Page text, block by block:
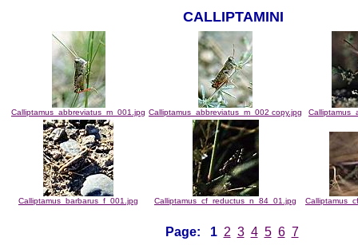
CALLIPTAMINI
Calliptamus_abbreviatus_m_001.jpg Calliptamus_abbreviatus_m_002 copy.jpg
Calliptamus_barbarus_f_001.jpg Calliptamus_cf_reductus_n_84_01.jpg
Page: 1 2 3 4 5 6 7